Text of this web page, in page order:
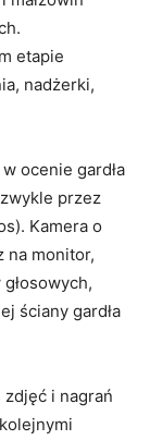
etapie
nadżerki,
ocenie gardła
przez
Kamera o
na monitor,
ściany gardła
i nagrań